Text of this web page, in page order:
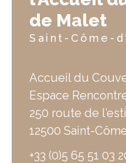
de Malet
Saint-Côme-
Accueil du
Espace
250 route de
12500 Saint-
+33 (0)5 65 51 03